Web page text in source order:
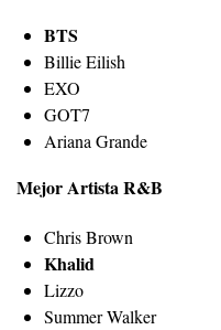
BTS
Billie Eilish
EXO
GOT7
Ariana Grande
Mejor Artista R&B
Chris Brown
Khalid
Lizzo
Summer Walker